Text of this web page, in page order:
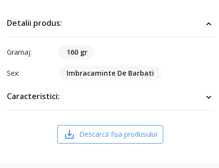
Detalii produs:
Gramaj: 160 gr
Sex: Imbracaminte De Barbati
Caracteristici:
Descarcă fișa produsului